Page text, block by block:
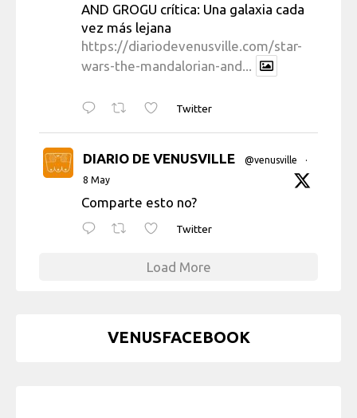
AND GROGU crítica: Una galaxia cada
vez más lejana
https://diariodevenusville.com/star-
wars-the-mandalorian-and...
Twitter
DIARIO DE VENUSVILLE @venusville
·
8 May
Comparte esto no?
Twitter
Load More
VENUSFACEBOOK